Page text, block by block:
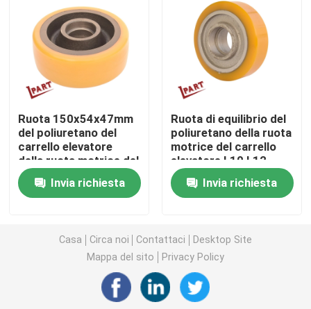
Ruota motrice del carrello elevatore
Regolatore del motore del carrello elevatore
Motore elettrico del carrello elevatore
Luci del carrello elevatore del LED
Contattore elettrico del carrello elevatore
Maniglia del carrello elevatore
Ruota 150x54x47mm
del poliuretano del
carrello elevatore
della ruota motrice del
carrello elevatore
Invia richiesta
Ruota di equilibrio del
poliuretano della ruota
motrice del carrello
elevatore L10 L12
150x50x55mm
Invia richiesta
Casa Circa noi Contattaci
Desktop Site
Mappa del sito
Privacy Policy